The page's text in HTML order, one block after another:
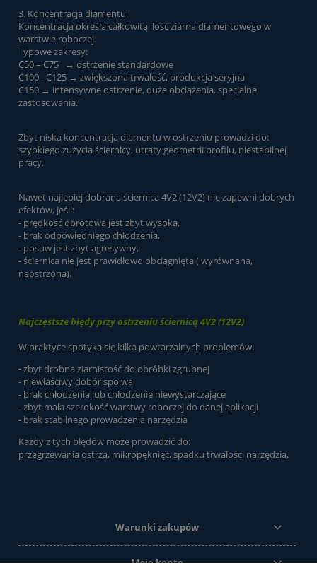
3. Koncentracja diamentu
Koncentracja określa całkowitą ilość ziarna diamentowego w
warstwie roboczej.
Typowe zakresy:
C50 – C75 → ostrzenie standardowe
C100 - C125 → zwiększona trwałość, produkcja seryjna
C150 → intensywne ostrzenie, duże obciążenia, specjalne
zastosowania.
Zbyt niska koncentracja diamentu w ostrzeniu prowadzi do:
szybkiego zużycia ściernicy, utraty geometrii profilu, niestabilnej
pracy.
Nawet najlepiej dobrana ściernica 4V2 (12V2) nie zapewni dobrych
efektów, jeśli:
- prędkość obrotowa jest zbyt wysoka,
- brak odpowiedniego chłodzenia,
- posuw jest zbyt agresywny,
- ściernica nie jest prawidłowo obciągnięta ( wyrównana,
naostrzona).
Najczęstsze błędy przy ostrzeniu ściernicą 4V2 (12V2)
W praktyce spotyka się kilka powtarzalnych problemów:
- zbyt drobna ziarnistość do obróbki zgrubnej
- niewłaściwy dobór spoiwa
- brak chłodzenia lub chłodzenie niewystarczające
- zbyt mała szerokość warstwy roboczej do danej aplikacji
- brak stabilnego prowadzenia narzędzia
Każdy z tych błędów może prowadzić do:
przegrzewania ostrza, mikropęknięć, spadku trwałości narzędzia.
Warunki zakupów